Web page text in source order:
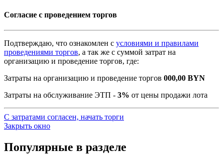
Согласие с проведением торгов
Подтверждаю, что ознакомлен с условиями и правилами
проведениями торгов, а так же с суммой затрат на
организацию и проведение торгов, где:
Затраты на организацию и проведение торгов 000,00 BYN
Затраты на обслуживание ЭТП - 3% от цены продажи лота
С затратами согласен, начать торги
Закрыть окно
Популярные в разделе